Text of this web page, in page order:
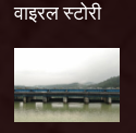
वाइरल स्टोरी